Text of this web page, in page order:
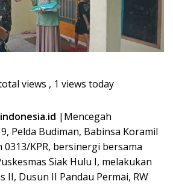
views , 1 views today
|Mencegah
Pelda Budiman, Babinsa Koramil
0313/KPR, bersinergi bersama
Siak Hulu I, melakukan
II, Dusun II Pandau Permai, RW